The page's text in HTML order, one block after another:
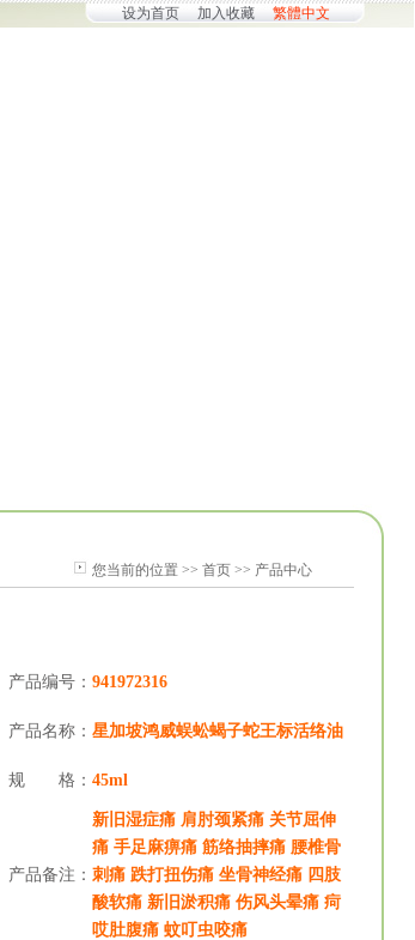
设为首页 加入收藏 繁體中文
您当前的位置 >> 首页 >> 产品中心
产品编号： 941972316
产品名称： 星加坡鸿威蜈蚣蝎子蛇王标活络油
规 格： 45ml
产品备注：
新旧湿症痛 肩肘颈紧痛 关节屈伸
痛 手足麻痹痛 筋络抽摔痛 腰椎骨
刺痛 跌打扭伤痛 坐骨神经痛 四肢
酸软痛 新旧淤积痛 伤风头晕痛 疴
哎肚腹痛 蚊叮虫咬痛